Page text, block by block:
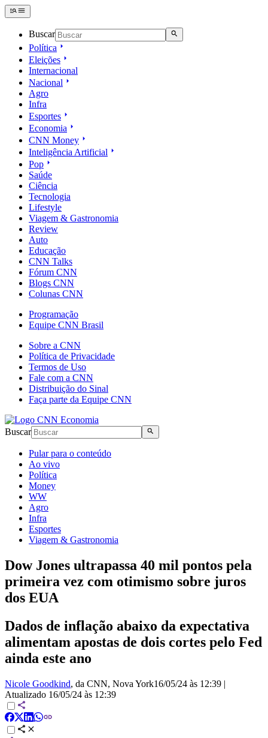
Buscar
Política
Eleições
Internacional
Nacional
Agro
Infra
Esportes
Economia
CNN Money
Inteligência Artificial
Pop
Saúde
Ciência
Tecnologia
Lifestyle
Viagem & Gastronomia
Review
Auto
Educação
CNN Talks
Fórum CNN
Blogs CNN
Colunas CNN
Programação
Equipe CNN Brasil
Sobre a CNN
Política de Privacidade
Termos de Uso
Fale com a CNN
Distribuição do Sinal
Faça parte da Equipe CNN
Buscar
Pular para o conteúdo
Ao vivo
Política
Money
WW
Agro
Infra
Esportes
Viagem & Gastronomia
Dow Jones ultrapassa 40 mil pontos pela
primeira vez com otimismo sobre juros
dos EUA
Dados de inflação abaixo da expectativa
alimentam apostas de dois cortes pelo Fed
ainda este ano
Nicole Goodkind, da CNN, Nova York16/05/24 às 12:39 |
Atualizado 16/05/24 às 12:39